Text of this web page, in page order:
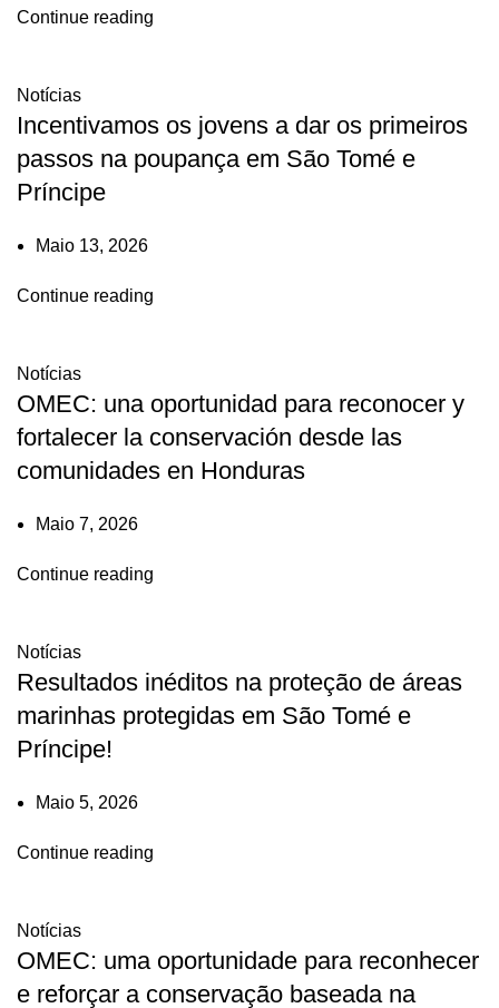
Continue reading
Notícias
Incentivamos os jovens a dar os primeiros
passos na poupança em São Tomé e
Príncipe
Maio 13, 2026
Continue reading
Notícias
OMEC: una oportunidad para reconocer y
fortalecer la conservación desde las
comunidades en Honduras
Maio 7, 2026
Continue reading
Notícias
Resultados inéditos na proteção de áreas
marinhas protegidas em São Tomé e
Príncipe!
Maio 5, 2026
Continue reading
Notícias
OMEC: uma oportunidade para reconhecer
e reforçar a conservação baseada na